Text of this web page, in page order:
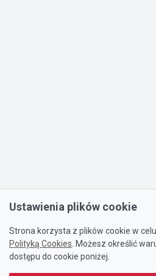
Ustawienia plików cookie
Strona korzysta z plików cookie w
Polityką Cookies . Możesz określić
dostępu do cookie poniżej.